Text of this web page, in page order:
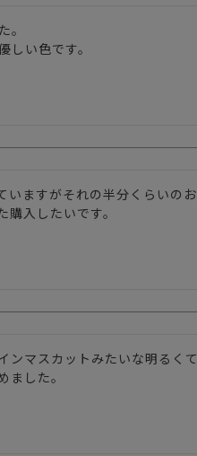
。
しい色です。
いますがそれの半分くらいのお
入したいです。
ンマスカットみたいな明るくて
した。